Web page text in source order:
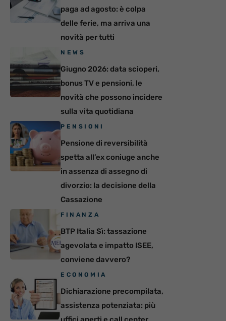
paga ad agosto: è colpa
delle ferie, ma arriva una
novità per tutti
NEWS
Giugno 2026: data scioperi,
bonus TV e pensioni, le
novità che possono incidere
sulla vita quotidiana
PENSIONI
Pensione di reversibilità
spetta all’ex coniuge anche
in assenza di assegno di
divorzio: la decisione della
Cassazione
FINANZA
BTP Italia Sì: tassazione
agevolata e impatto ISEE,
conviene davvero?
ECONOMIA
Dichiarazione precompilata,
assistenza potenziata: più